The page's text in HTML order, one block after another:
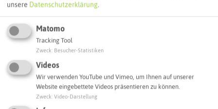
Nördliche Feld- und Wiesentour
unsere Datenschutzerklärung.
Matomo
Tracking Tool
Zweck Besucher-Statistiken
Videos
Wir verwenden YouTube und Vimeo, um Ihnen auf unserer
Website eingebettete Videos präsentieren zu können.
Zweck Video-Darstellung